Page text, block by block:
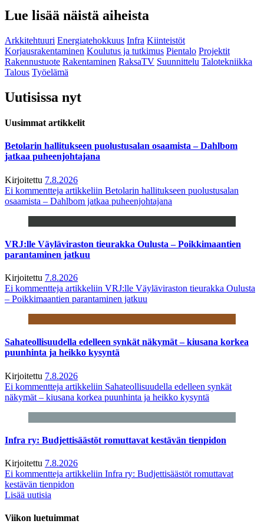
Lue lisää näistä aiheista
Arkkitehtuuri Energiatehokkuus Infra Kiinteistöt
Korjausrakentaminen Koulutus ja tutkimus Pientalo Projektit
Rakennustuote Rakentaminen RaksaTV Suunnittelu Talotekniikka
Talous Työelämä
Uutisissa nyt
Uusimmat artikkelit
Betolarin hallitukseen puolustusalan osaamista – Dahlbom
jatkaa puheenjohtajana
Kirjoitettu 7.8.2026
Ei kommentteja artikkeliin Betolarin hallitukseen puolustusalan
osaamista – Dahlbom jatkaa puheenjohtajana
VRJ:lle Väyläviraston tieurakka Oulusta – Poikkimaantien
parantaminen jatkuu
Kirjoitettu 7.8.2026
Ei kommentteja artikkeliin VRJ:lle Väyläviraston tieurakka Oulusta
– Poikkimaantien parantaminen jatkuu
Sahateollisuudella edelleen synkät näkymät – kiusana korkea
puunhinta ja heikko kysyntä
Kirjoitettu 7.8.2026
Ei kommentteja artikkeliin Sahateollisuudella edelleen synkät
näkymät – kiusana korkea puunhinta ja heikko kysyntä
Infra ry: Budjettisäästöt romuttavat kestävän tienpidon
Kirjoitettu 7.8.2026
Ei kommentteja artikkeliin Infra ry: Budjettisäästöt romuttavat
kestävän tienpidon
Lisää uutisia
Viikon luetuimmat